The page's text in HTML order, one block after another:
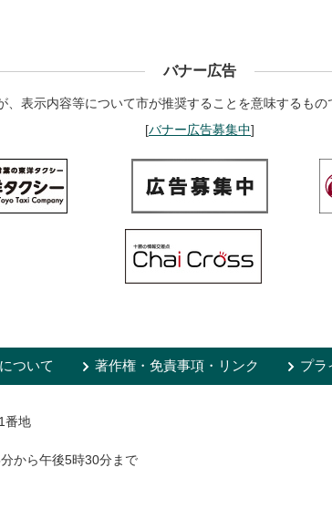
バナー広告
表示内容等について市が推奨することを意味するも
[バナー広告募集中]
ついて 著作権・免責事項・リンク プラ
番地
から午後5時30分まで